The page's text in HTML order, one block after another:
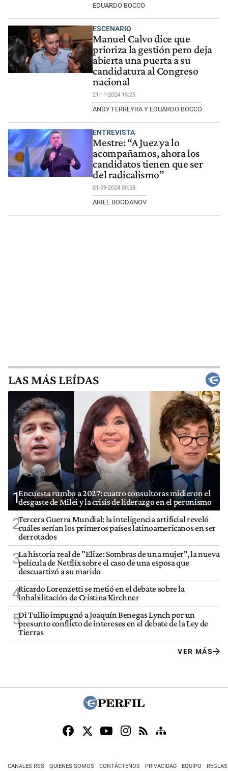
EDUARDO BOCCO
ESCENARIO
Manuel Calvo dice que
prioriza la gestión pero deja
abierta una puerta a su
candidatura al Congreso
nacional
21-11-2024 15:25
ANDY FERREYRA Y EDUARDO BOCCO
ENTREVISTA
Mestre: “A Juez ya lo
acompañamos, ahora los
candidatos tienen que ser
del radicalismo”
01-09-2024 00:58
ARIEL BOGDANOV
LAS MÁS LEÍDAS
1Encuesta rumbo a 2027: cuatro consultoras midieron el
desgaste de Milei y la crisis de liderazgo en el peronismo
2Tercera Guerra Mundial: la inteligencia artificial reveló
cuáles serían los primeros países latinoamericanos en ser
derrotados
3La historia real de "Elize: Sombras de una mujer", la nueva
película de Netflix sobre el caso de una esposa que
descuartizó a su marido
4Ricardo Lorenzetti se metió en el debate sobre la
inhabilitación de Cristina Kirchner
5Di Tullio impugnó a Joaquín Benegas Lynch por un
presunto conflicto de intereses en el debate de la Ley de
Tierras
VER MÁS
CANALES RSS QUIENES SOMOS CONTÁCTENOS PRIVACIDAD EQUIPO